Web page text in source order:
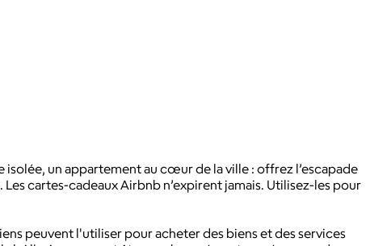
isolée, un appartement au cœur de la ville : offrez l’escapade
cartes-cadeaux Airbnb n’expirent jamais. Utilisez-les pour
peuvent l'utiliser pour acheter des biens et des services